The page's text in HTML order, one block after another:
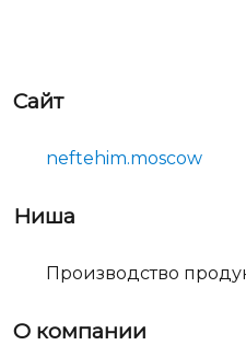
Сайт
neftehim.moscow
Ниша
Производство
О компании